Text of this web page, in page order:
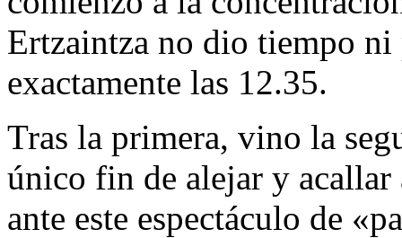
Ertzaintza no dio tiempo ni
exactamente las 12.35.
Tras la primera, vino la
único fin de alejar y acallar
ante este espectáculo de